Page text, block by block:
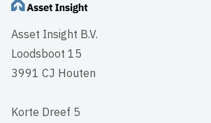
Asset Insight B.V.
Loodsboot 15
3991 CJ Houten
Korte Dreef 5